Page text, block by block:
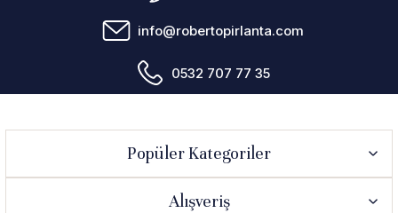
info@robertopirlanta.com
0532 707 77 35
Popüler Kategoriler
Alışveriş